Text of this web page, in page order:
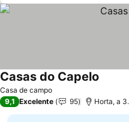
Casa de campo
Casas do Capelo
9,1 Excelente 95 Horta, a